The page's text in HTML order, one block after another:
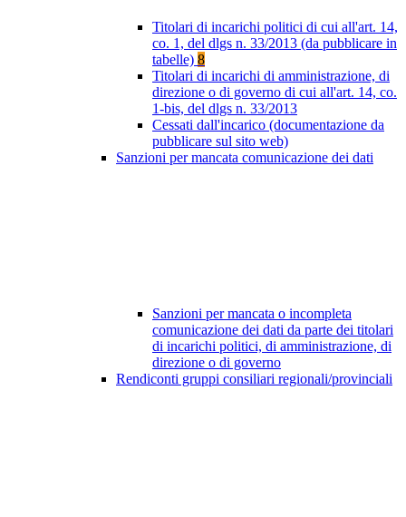
Titolari di incarichi politici di cui all'art. 14,
co. 1, del dlgs n. 33/2013 (da pubblicare in
tabelle) 8
Titolari di incarichi di amministrazione, di
direzione o di governo di cui all'art. 14, co.
1-bis, del dlgs n. 33/2013
Cessati dall'incarico (documentazione da
pubblicare sul sito web)
Sanzioni per mancata comunicazione dei dati
Sanzioni per mancata o incompleta
comunicazione dei dati da parte dei titolari
di incarichi politici, di amministrazione, di
direzione o di governo
Rendiconti gruppi consiliari regionali/provinciali